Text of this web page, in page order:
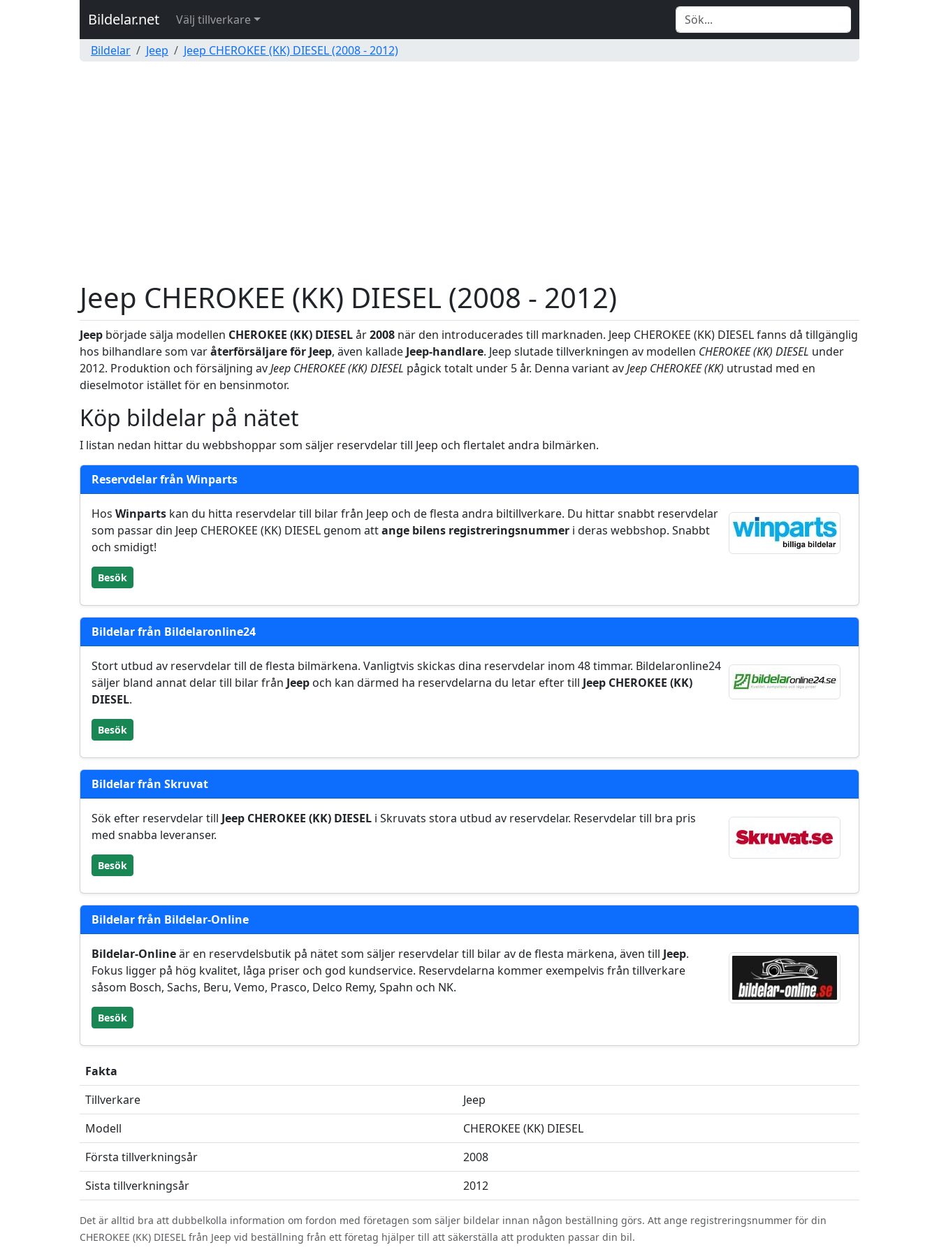
Bildelar.net
Välj tillverkare
Bildelar
Jeep Jeep CHEROKEE (KK) DIESEL (2008 - 2012)
Jeep CHEROKEE (KK) DIESEL (2008 - 2012)
Jeep började sälja modellen CHEROKEE (KK) DIESELår2008 när den introducerades till marknaden. Jeep CHEROKEE (KK) DIESEL fanns då tillgänglig
hos bilhandlare som varåterförsäljare för Jeep, även kallade Jeep-handlare. Jeep slutade tillverkningen av modellen CHEROKEE (KK) DIESEL under
2012. Produktion och försäljning avJeep CHEROKEE (KK) DIESEL pågick totalt under 5 år. Denna variant avJeep CHEROKEE (KK) utrustad med en
dieselmotor istället för en bensinmotor.
Köp bildelar på nätet
I listan nedan hittar du webbshoppar som säljer reservdelar till Jeep och flertalet andra bilmärken.
Reservdelar från Winparts
Hos Winparts kan du hitta reservdelar till bilar från Jeep och de flesta andra biltillverkare. Du hittar snabbt reservdelar
som passar din Jeep CHEROKEE (KK) DIESEL genom attange bilens registreringsnummer i deras webbshop. Snabbt
och smidigt!
Besök
Bildelar från Bildelaronline24
Stort utbud av reservdelar till de flesta bilmärkena. Vanligtvis skickas dina reservdelar inom 48 timmar. Bildelaronline24
säljer bland annat delar till bilar från Jeep och kan därmed ha reservdelarna du letar efter till Jeep CHEROKEE (KK)
DIESEL.
Besök
Bildelar från Skruvat
Sök efter reservdelar till Jeep CHEROKEE (KK) DIESEL i Skruvats stora utbud av reservdelar. Reservdelar till bra pris
med snabba leveranser.
Besök
Bildelar från Bildelar-Online
Bildelar-Onlineär en reservdelsbutik på nätet som säljer reservdelar till bilar av de flesta märkena, även till Jeep.
Fokus ligger på hög kvalitet, låga priser och god kundservice. Reservdelarna kommer exempelvis från tillverkare
såsom Bosch, Sachs, Beru, Vemo, Prasco, Delco Remy, Spahn och NK.
Besök
Fakta
Tillverkare
Jeep
Modell
CHEROKEE (KK) DIESEL
Första tillverkningsår
2008
Sista tillverkningsår
2012
Det är alltid bra att dubbelkolla information om fordon med företagen som säljer bildelar innan någon beställning görs. Att ange registreringsnummer för din
CHEROKEE (KK) DIESEL från Jeep vid beställning från ett företag hjälper till att säkerställa att produkten passar din bil.